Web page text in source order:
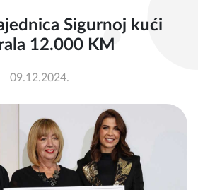
Sigurnoj kući
12.000 KM
09.12.2024.